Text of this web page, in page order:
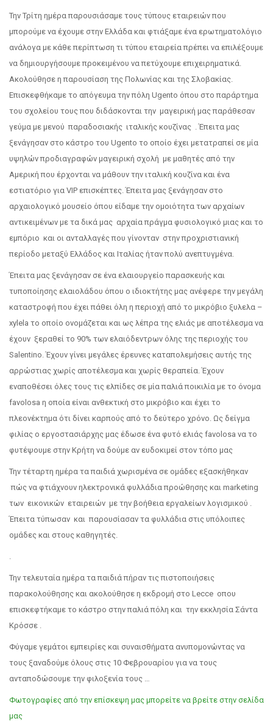
Την Τρίτη ημέρα παρουσιάσαμε τους τύπους εταιρειών που
μπορούμε να έχουμε στην Ελλάδα και φτιάξαμε ένα ερωτηματολόγιο
ανάλογα με κάθε περίπτωση τι τύπου εταιρεία πρέπει να επιλέξουμε
να δημιουργήσουμε προκειμένου να πετύχουμε επιχειρηματικά.
Ακολούθησε η παρουσίαση της Πολωνίας και της Σλοβακίας.
Επισκεφθήκαμε το απόγευμα την πόλη Ugento όπου στο παράρτημα
του σχολείου τους που διδάσκονται την μαγειρική μας παράθεσαν
γεύμα με μενού παραδοσιακής ιταλικής κουζίνας . Έπειτα μας
ξενάγησαν στο κάστρο του Ugento το οποίο έχει μετατραπεί σε μία
υψηλών προδιαγραφών μαγειρική σχολή με μαθητές από την
Αμερική που έρχονται να μάθουν την ιταλική κουζίνα και ένα
εστιατόριο για VIP επισκέπτες. Έπειτα μας ξενάγησαν στο
αρχαιολογικό μουσείο όπου είδαμε την ομοιότητα των αρχαίων
αντικειμένων με τα δικά μας αρχαία πράγμα φυσιολογικό μιας και το
εμπόριο και οι ανταλλαγές που γίνονταν στην προχριστιανική
περίοδο μεταξύ Ελλάδος και Ιταλίας ήταν πολύ ανεπτυγμένα.
Έπειτα μας ξενάγησαν σε ένα ελαιουργείο παρασκευής και
τυποποίησης ελαιολάδου όπου ο ιδιοκτήτης μας ανέφερε την μεγάλη
καταστροφή που έχει πάθει όλη η περιοχή από το μικρόβιο ξυλελα –
xylela το οποίο ονομάζεται και ως λέπρα της ελιάς με αποτέλεσμα να
έχουν ξεραθεί το 90% των ελαιόδεντρων όλης της περιοχής του
Salentino. Έχουν γίνει μεγάλες έρευνες καταπολεμήσεις αυτής της
αρρώστιας χωρίς αποτέλεσμα και χωρίς θεραπεία. Έχουν
εναποθέσει όλες τους τις ελπίδες σε μία παλιά ποικιλία με το όνομα
favolosa η οποία είναι ανθεκτική στο μικρόβιο και έχει το
πλεονέκτημα ότι δίνει καρπούς από το δεύτερο χρόνο. Ως δείγμα
φιλίας ο εργοστασιάρχης μας έδωσε ένα φυτό ελιάς favolosa να το
φυτέψουμε στην Κρήτη να δούμε αν ευδοκιμεί στον τόπο μας
Την τέταρτη ημέρα τα παιδιά χωρισμένα σε ομάδες εξασκήθηκαν
πώς να φτιάχνουν ηλεκτρονικά φυλλάδια προώθησης και marketing
των εικονικών εταιρειών με την βοήθεια εργαλείων λογισμικού .
Έπειτα τύπωσαν και παρουσίασαν τα φυλλάδια στις υπόλοιπες
ομάδες και στους καθηγητές.
Την τελευταία ημέρα τα παιδιά πήραν τις πιστοποιήσεις
παρακολούθησης και ακολούθησε η εκδρομή στο Lecce οπου
επισκεφτήκαμε το κάστρο στην παλιά πόλη και την εκκλησία Σάντα
Κρόσσε .
Φύγαμε γεμάτοι εμπειρίες και συναισθήματα ανυπομονώντας να
τους ξαναδούμε όλους στις 10 Φεβρουαρίου για να τους
ανταποδώσουμε την φιλοξενία τους …
Φωτογραφίες από την επίσκεψη μας μπορείτε να βρείτε στην σελίδα
μας